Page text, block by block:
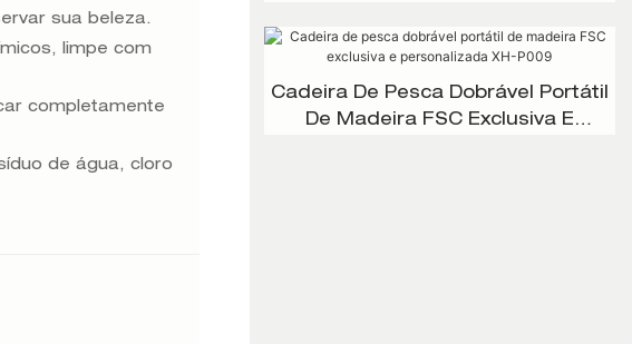
sua beleza.
limpe com
completamente
de água, cloro
Modernidade Do Design Doméstico,
XH-D003
Cadeira De Pesca Dobrável Portátil
De Madeira FSC Exclusiva E